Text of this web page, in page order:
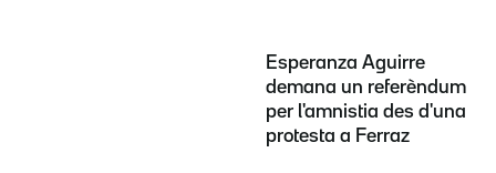
Esperanza Aguirre
demana un referèndum
per l'amnistia des d'una
protesta a Ferraz